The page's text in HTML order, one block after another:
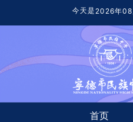
今天是 2026年08
首页